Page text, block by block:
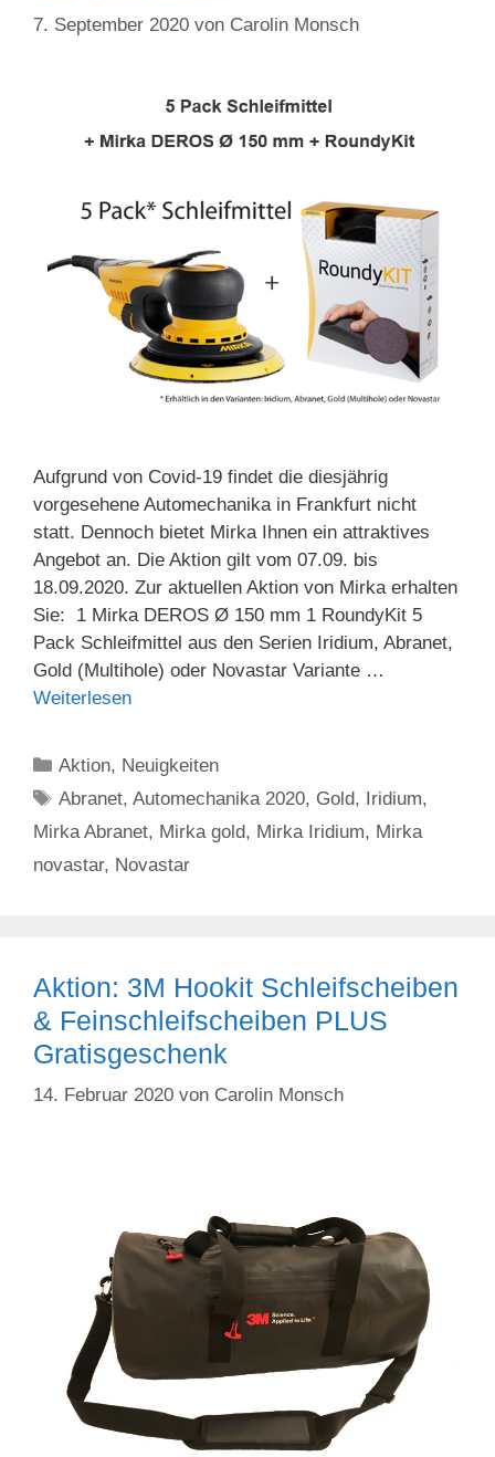
7. September 2020 von Carolin Monsch
Aufgrund von Covid-19 findet die diesjährig
vorgesehene Automechanika in Frankfurt nicht
statt. Dennoch bietet Mirka Ihnen ein attraktives
Angebot an. Die Aktion gilt vom 07.09. bis
18.09.2020. Zur aktuellen Aktion von Mirka erhalten
Sie: 1 Mirka DEROS Ø 150 mm 1 RoundyKit 5
Pack Schleifmittel aus den Serien Iridium, Abranet,
Gold (Multihole) oder Novastar Variante …
Weiterlesen
Kategorien
Aktion, Neuigkeiten
Schlagwörter
Abranet,Automechanika 2020, Gold, Iridium,
Mirka Abranet, Mirka gold, Mirka Iridium, Mirka
novastar, Novastar
Aktion: 3M Hookit Schleifscheiben
& Feinschleifscheiben PLUS
Gratisgeschenk
14. Februar 2020 von Carolin Monsch